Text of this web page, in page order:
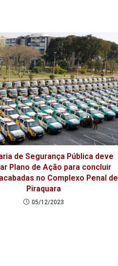
de Segurança Pública deve
Plano de Ação para concluir
no Complexo Penal de
Piraquara
05/12/2023